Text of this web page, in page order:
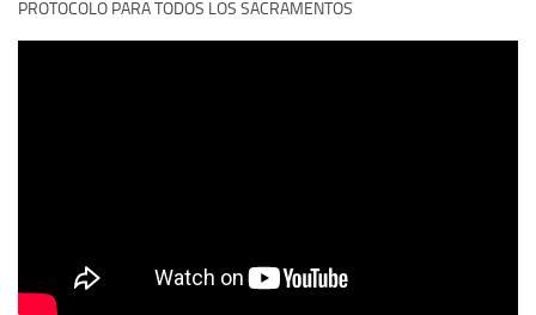
PROTOCOLO PARA TODOS LOS SACRAMENTOS